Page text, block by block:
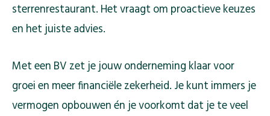
sterrenrestaurant. Het vraagt om proactieve keuzes
en het juiste advies.
Met een BV zet je jouw onderneming klaar voor
groei en meer financiële zekerheid. Je kunt immers je
vermogen opbouwen én je voorkomt dat je te veel